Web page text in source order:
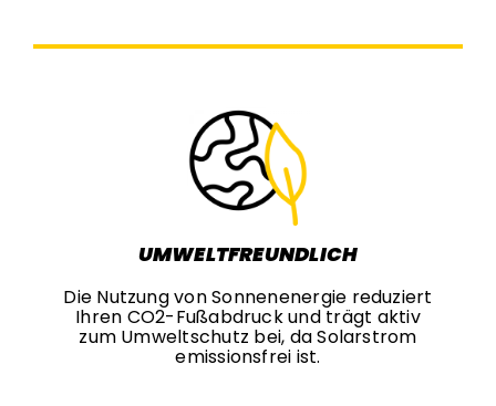
UMWELTFREUNDLICH
Die Nutzung von Sonnenenergie reduziert
Ihren CO2-Fußabdruck und trägt aktiv
zum Umweltschutz bei, da Solarstrom
emissionsfrei ist.